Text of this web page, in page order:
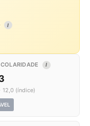
I
I
12,0 (índice)